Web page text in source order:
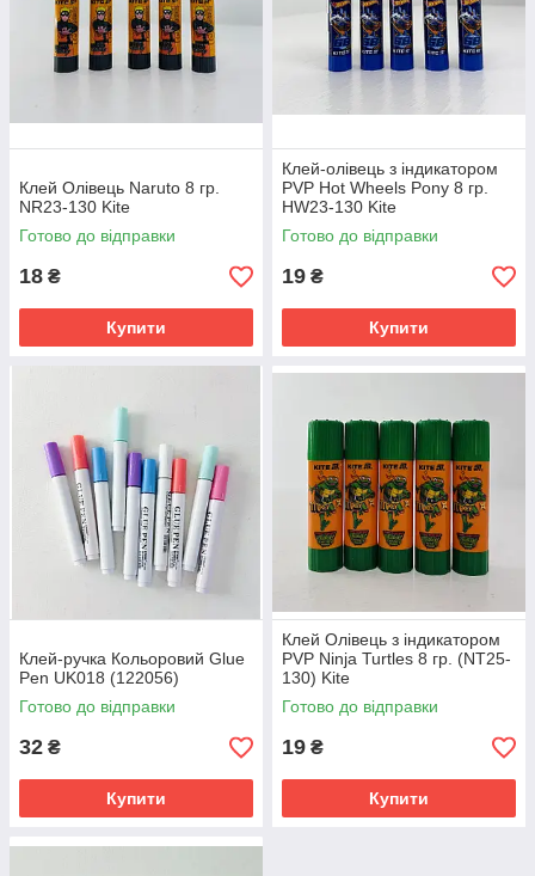
Клей Олівець Naruto 8 гр.
NR23-130 Kite
Готово до відправки
18 ₴
Купити
Клей-олівець з індикатором
PVP Hot Wheels Pony 8 гр.
HW23-130 Kite
Готово до відправки
19 ₴
Купити
Клей-ручка Кольоровий Glue
Pen UK018 (122056)
Готово до відправки
32 ₴
Купити
Клей Олівець з індикатором
PVP Ninja Turtles 8 гр. (NT25-
130) Kite
Готово до відправки
19 ₴
Купити